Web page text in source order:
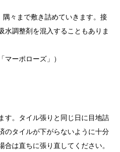
々まで敷き詰めていきます。接
水調整剤を混入することもありま
マーポローズ」）
す。タイル張りと同じ日に目地詰
のタイルが下がらないように十分
は直ちに張り直してください。